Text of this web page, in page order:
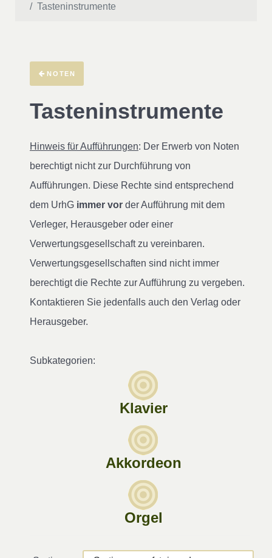
Tasteninstrumente
NOTEN
Tasteninstrumente
Hinweis für Aufführungen: Der Erwerb von Noten
berechtigt nicht zur Durchführung von
Aufführungen. Diese Rechte sind entsprechend
dem UrhG immer vor der Aufführung mit dem
Verleger, Herausgeber oder einer
Verwertungsgesellschaft zu vereinbaren.
Verwertungsgesellschaften sind nicht immer
berechtigt die Rechte zur Aufführung zu vergeben.
Kontaktieren Sie jedenfalls auch den Verlag oder
Herausgeber.
Subkategorien:
Klavier
Akkordeon
Orgel